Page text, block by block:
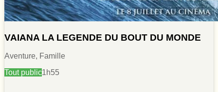
VAIANA LA LEGENDE DU BOUT DU MONDE
Aventure, Famille
Tout public1h55